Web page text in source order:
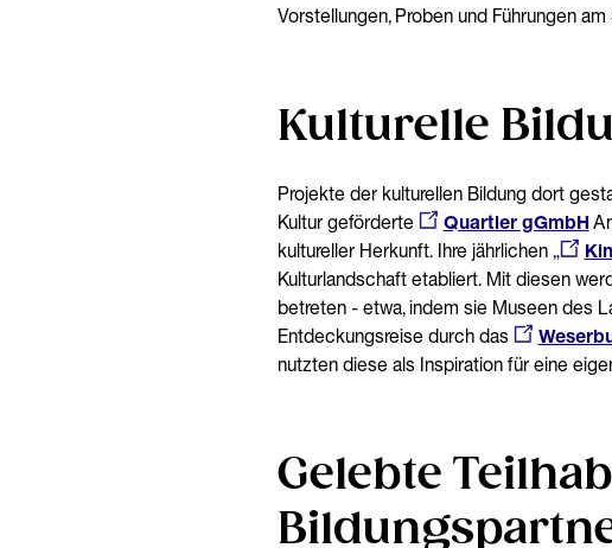
Vorstellungen, Proben und Führungen
Kulturelle
Projekte der kulturellen Bildung dort
Kultur geförderte
Quartier gGmbH
kultureller Herkunft. Ihre jährlichen „
Kulturlandschaft etabliert. Mit diesen
betreten - etwa, indem sie Museen des
Entdeckungsreise durch das
nutzten diese als Inspiration für eine
Gelebte